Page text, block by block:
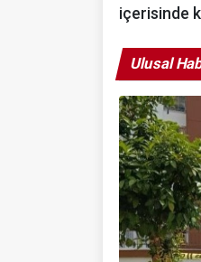
içerisinde
Ulusal